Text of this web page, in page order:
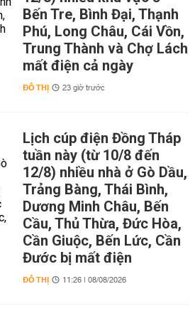
Bến Tre, Bình Đại, Thạnh
Phú, Long Châu, Cái Vồn,
Trung Thành và Chợ Lách
mất điện cả ngày
ĐÔ THỊ 23 giờ trước
Lịch cúp điện Đồng Tháp
tuần này (từ 10/8 đến
12/8) nhiều nhà ở Gò Dầu,
Trảng Bàng, Thái Bình,
Dương Minh Châu, Bến
Cầu, Thủ Thừa, Đức Hòa,
Cần Giuộc, Bến Lức, Cần
Đước bị mất điện
ĐÔ THỊ 11:26 | 08/08/2026